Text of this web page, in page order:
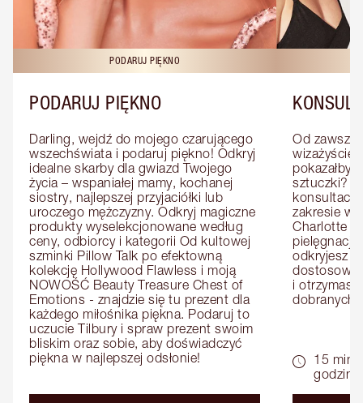
PODARUJ PIĘKNO
PODARUJ PIĘKNO
Darling, wejdź do mojego czarującego
wszechświata i podaruj piękno! Odkryj
idealne skarby dla gwiazd Twojego
życia – wspaniałej mamy, kochanej
siostry, najlepszej przyjaciółki lub
uroczego mężczyzny. Odkryj magiczne
produkty wyselekcjonowane według
ceny, odbiorcy i kategorii Od kultowej
szminki Pillow Talk po efektowną
kolekcję Hollywood Flawless i moją
NOWOŚĆ Beauty Treasure Chest of
Emotions - znajdzie się tu prezent dla
każdego miłośnika piękna. Podaruj to
uczucie Tilbury i spraw prezent swoim
bliskim oraz sobie, aby doświadczyć
piękna w najlepszej odsłonie!
Od zawsze
wizażyście
pokazałby
sztuczki?
zakresie
Charlotte
pielęgnacji
odkryjesz
i otrzymasz
dobranych
15
godziny